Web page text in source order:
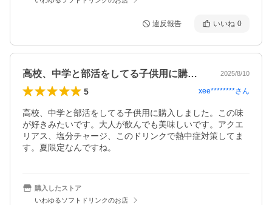
違反報告 いいね 0
高校、中学と部活をしてる子供用に購入し… 2025/8/10
5 xee********さん
高校、中学と部活をしてる子供用に購入しました。この味
が好きみたいです。大人が飲んでも美味しいです。アクエ
リアス、塩分チャージ、このドリンクで熱中症対策してま
す。夏限定なんですね。
購入したストア
いわゆるソフトドリンクのお店